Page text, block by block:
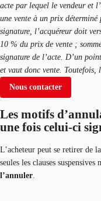
Favoris
acte par lequel le vendeur et
une vente à un prix
signature, l’acquéreur doit
10 % du prix de vente ;
signature de l’acte. D’un
et vaut donc vente. Toutefois,
Nous contacter
Les motifs
une fois celui-ci
L’acheteur peut se retirer de
seules les clauses suspensives
l’annuler.